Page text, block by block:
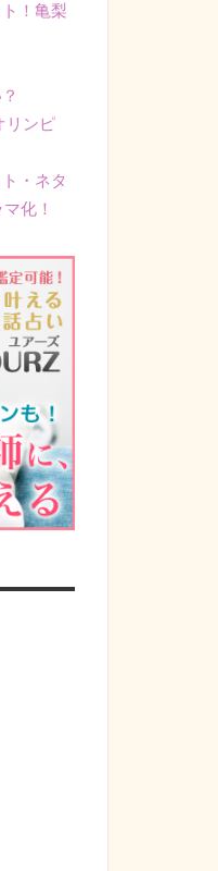
！亀梨
リンピ
・ネタ
化！